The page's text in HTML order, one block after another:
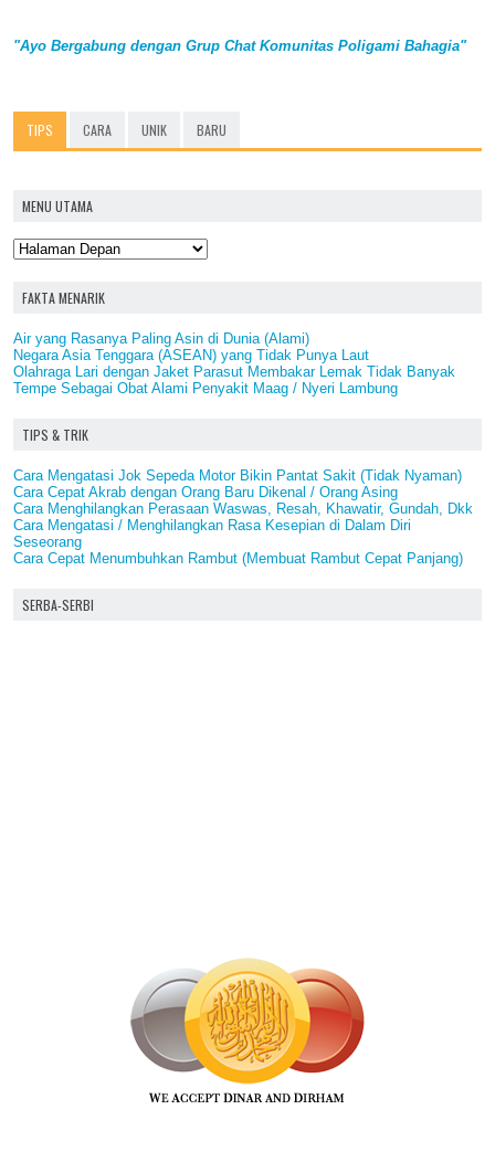
"Ayo Bergabung dengan Grup Chat Komunitas Poligami Bahagia"
TIPS CARA UNIK BARU
MENU UTAMA
FAKTA MENARIK
Air yang Rasanya Paling Asin di Dunia (Alami)
Negara Asia Tenggara (ASEAN) yang Tidak Punya Laut
Olahraga Lari dengan Jaket Parasut Membakar Lemak Tidak Banyak
Tempe Sebagai Obat Alami Penyakit Maag / Nyeri Lambung
TIPS & TRIK
Cara Mengatasi Jok Sepeda Motor Bikin Pantat Sakit (Tidak Nyaman)
Cara Cepat Akrab dengan Orang Baru Dikenal / Orang Asing
Cara Menghilangkan Perasaan Waswas, Resah, Khawatir, Gundah, Dkk
Cara Mengatasi / Menghilangkan Rasa Kesepian di Dalam Diri
Seseorang
Cara Cepat Menumbuhkan Rambut (Membuat Rambut Cepat Panjang)
SERBA-SERBI